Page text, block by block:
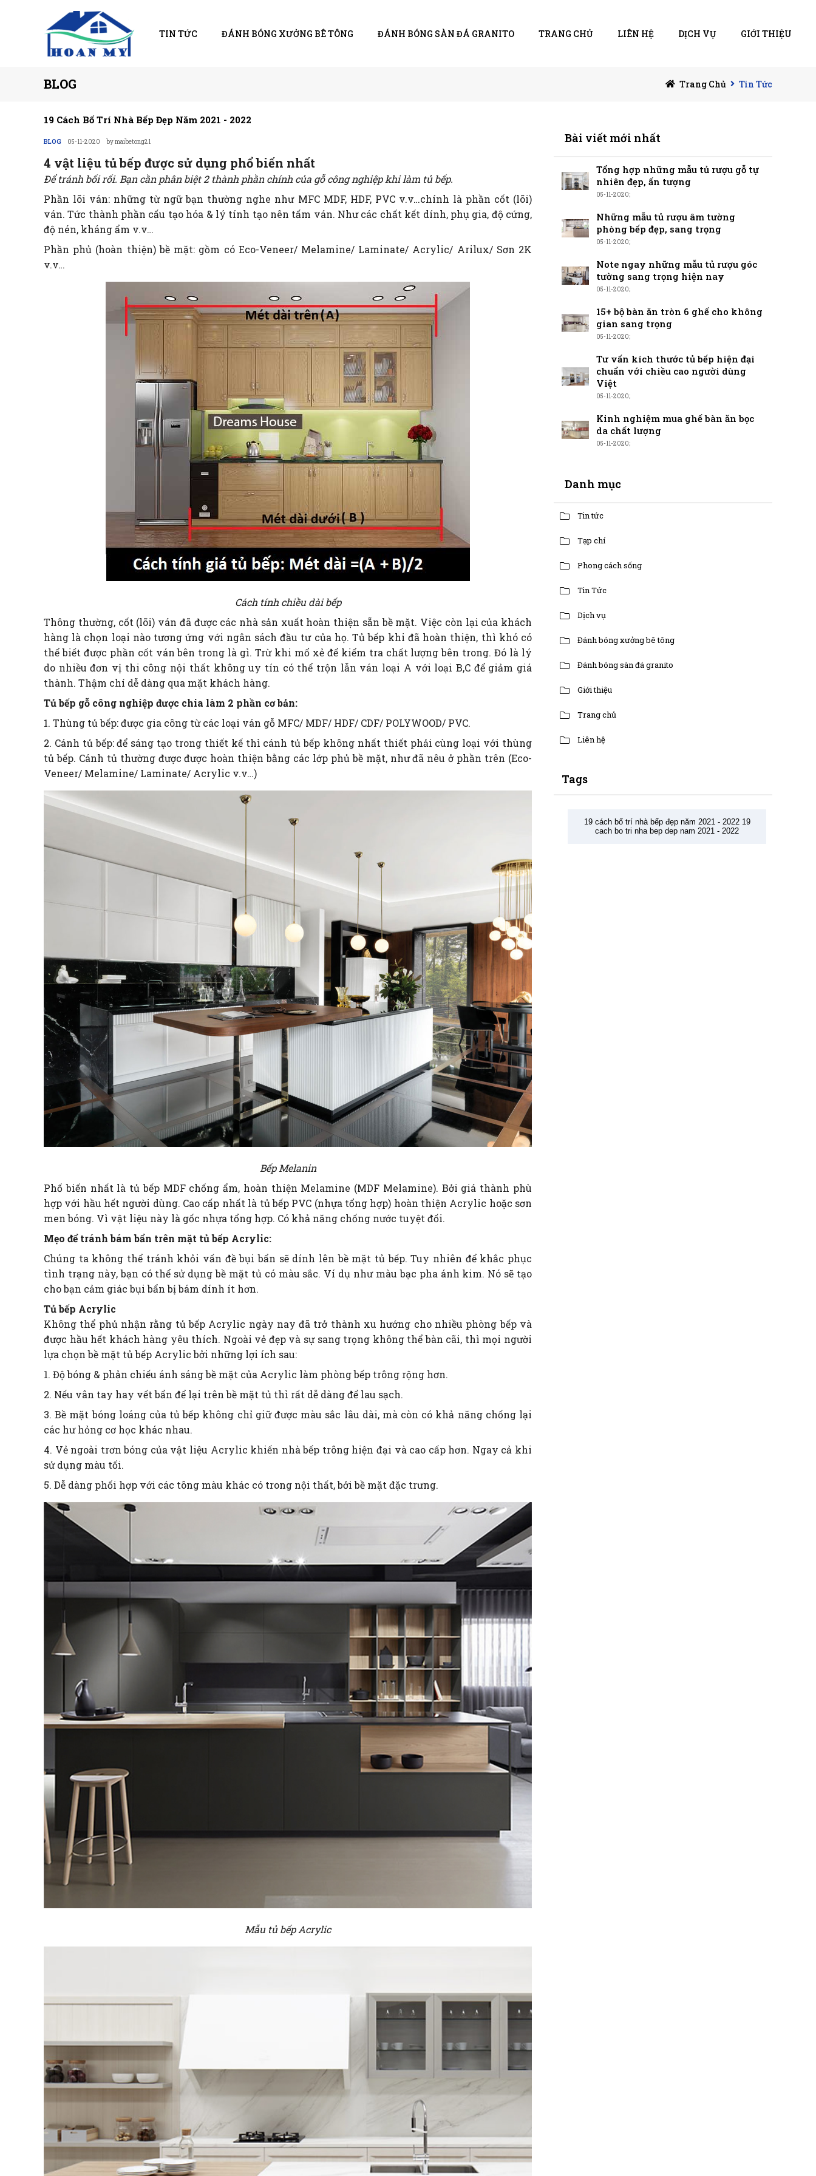
TIN TỨC ĐÁNH BÓNG XƯỞNG BÊ TÔNG ĐÁNH BÓNG SÀN ĐÁ GRANITO TRANG CHỦ LIÊN HỆ DỊCH VỤ GIỚI THIỆU
BLOG Trang Chủ Tin Tức
19 Cách Bố Trí Nhà Bếp Đẹp Năm 2021 - 2022
BLOG 05-11-2020 by maibetong21
4 vật liệu tủ bếp được sử dụng phổ biến nhất
Để tránh bối rối. Bạn cần phân biệt 2 thành phần chính của gỗ công nghiệp khi làm tủ bếp.
Phần lõi ván: những từ ngữ bạn thường nghe như MFC MDF, HDF, PVC v.v…chính là phần cốt (lõi)
ván. Tức thành phần cấu tạo hóa & lý tính tạo nên tấm ván. Như các chất kết dính, phụ gia, độ cứng,
độ nén, kháng ẩm v.v…
Phần phủ (hoàn thiện) bề mặt: gồm có Eco-Veneer/ Melamine/ Laminate/ Acrylic/ Arilux/ Sơn 2K
v.v…
Cách tính chiều dài bếp
Thông thường, cốt (lõi) ván đã được các nhà sản xuất hoàn thiện sẵn bề mặt. Việc còn lại của khách
hàng là chọn loại nào tương ứng với ngân sách đầu tư của họ. Tủ bếp khi đã hoàn thiện, thì khó có
thể biết được phần cốt ván bên trong là gì. Trừ khi mổ xẻ để kiểm tra chất lượng bên trong. Đó là lý
do nhiều đơn vị thi công nội thất không uy tín có thể trộn lẫn ván loại A với loại B,C để giảm giá
thành. Thậm chí dễ dàng qua mặt khách hàng.
Tủ bếp gỗ công nghiệp được chia làm 2 phần cơ bản:
1. Thùng tủ bếp: được gia công từ các loại ván gỗ MFC/ MDF/ HDF/ CDF/ POLYWOOD/ PVC.
2. Cánh tủ bếp: để sáng tạo trong thiết kế thì cánh tủ bếp không nhất thiết phải cùng loại với thùng
tủ bếp. Cánh tủ thường được được hoàn thiện bằng các lớp phủ bề mặt, như đã nêu ở phần trên (Eco-
Veneer/ Melamine/ Laminate/ Acrylic v.v…)
Bếp Melanin
Phố biến nhất là tủ bếp MDF chống ẩm, hoàn thiện Melamine (MDF Melamine). Bởi giá thành phù
hợp với hầu hết người dùng. Cao cấp nhất là tủ bếp PVC (nhựa tổng hợp) hoàn thiện Acrylic hoặc sơn
men bóng. Vì vật liệu này là gốc nhựa tổng hợp. Có khả năng chống nước tuyệt đối.
Mẹo để tránh bám bẩn trên mặt tủ bếp Acrylic:
Chúng ta không thể tránh khỏi vấn đề bụi bẩn sẽ dính lên bề mặt tủ bếp. Tuy nhiên để khắc phục
tình trạng này, bạn có thể sử dụng bề mặt tủ có màu sắc. Ví dụ như màu bạc pha ánh kim. Nó sẽ tạo
cho bạn cảm giác bụi bẩn bị bám dính ít hơn.
Tủ bếp Acrylic
Không thể phủ nhận rằng tủ bếp Acrylic ngày nay đã trở thành xu hướng cho nhiều phòng bếp và
được hầu hết khách hàng yêu thích. Ngoài vẻ đẹp và sự sang trọng không thể bàn cãi, thì mọi người
lựa chọn bề mặt tủ bếp Acrylic bởi những lợi ích sau:
1. Độ bóng & phản chiếu ánh sáng bề mặt của Acrylic làm phòng bếp trông rộng hơn.
2. Nếu vân tay hay vết bẩn để lại trên bề mặt tủ thì rất dễ dàng để lau sạch.
3. Bề mặt bóng loáng của tủ bếp không chỉ giữ được màu sắc lâu dài, mà còn có khả năng chống lại
các hư hỏng cơ học khác nhau.
4. Vẻ ngoài trơn bóng của vật liệu Acrylic khiến nhà bếp trông hiện đại và cao cấp hơn. Ngay cả khi
sử dụng màu tối.
5. Dễ dàng phối hợp với các tông màu khác có trong nội thất, bởi bề mặt đặc trưng.
Mẫu tủ bếp Acrylic
Bài viết mới nhất
Tổng hợp những mẫu tủ rượu gỗ tự
nhiên đẹp, ấn tượng
05-11-2020;
Những mẫu tủ rượu âm tường
phòng bếp đẹp, sang trọng
05-11-2020;
Note ngay những mẫu tủ rượu góc
tường sang trọng hiện nay
05-11-2020;
15+ bộ bàn ăn tròn 6 ghế cho không
gian sang trọng
05-11-2020;
Tư vấn kích thước tủ bếp hiện đại
chuẩn với chiều cao người dùng
Việt
05-11-2020;
Kinh nghiệm mua ghế bàn ăn bọc
da chất lượng
05-11-2020;
Danh mục
Tin tức
Tạp chí
Phong cách sống
Tin Tức
Dịch vụ
Đánh bóng xưởng bê tông
Đánh bóng sàn đá granito
Giới thiệu
Trang chủ
Liên hệ
Tags
19 cách bố trí nhà bếp đẹp năm 2021 - 2022 19
cach bo tri nha bep dep nam 2021 - 2022